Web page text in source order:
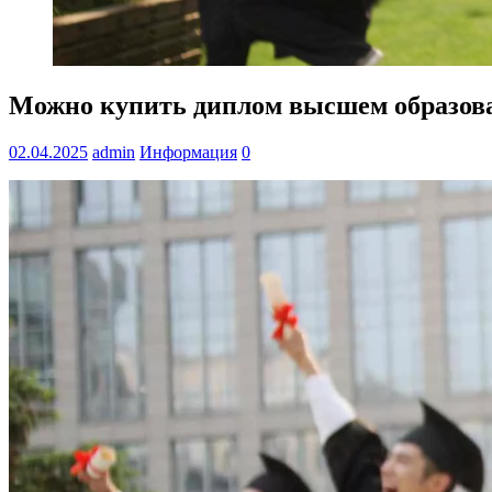
Можно купить диплом высшем
02.04.2025 admin Информация 0